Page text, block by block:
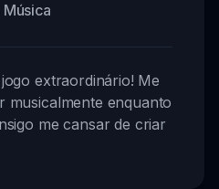
Música
extraordinário! Me
musicalmente enquanto
me cansar de criar